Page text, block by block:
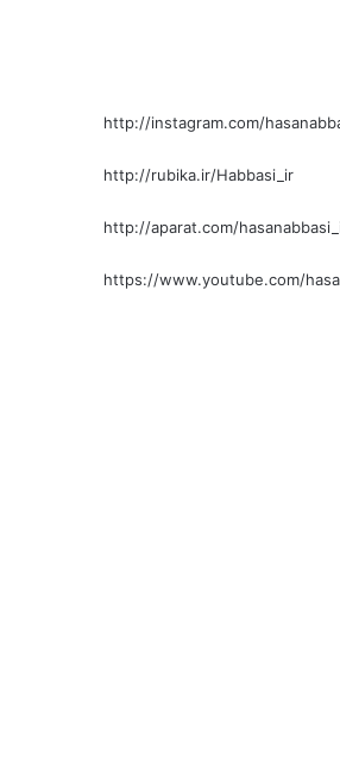
http://instagram.com/
http://rubika.ir/Habbasi_ir
http://aparat.com/
https://www.youtube.com/